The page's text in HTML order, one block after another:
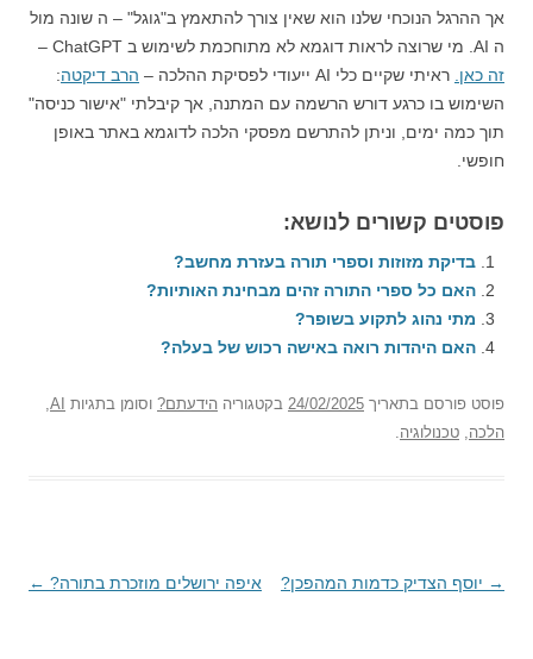
אך ההרגל הנוכחי שלנו הוא שאין צורך להתאמץ ב"גוגל" – ה שונה מול
ה AI. מי שרוצה לראות דוגמא לא מתוחכמת לשימוש ב ChatGPT –
זה כאן. ראיתי שקיים כלי AI ייעודי לפסיקת ההלכה – הרב דיקטה:
השימוש בו כרגע דורש הרשמה עם המתנה, אך קיבלתי "אישור כניסה"
תוך כמה ימים, וניתן להתרשם מפסקי הלכה לדוגמא באתר באופן
חופשי.
פוסטים קשורים לנושא:
בדיקת מזוזות וספרי תורה בעזרת מחשב?
האם כל ספרי התורה זהים מבחינת האותיות?
מתי נהוג לתקוע בשופר?
האם היהדות רואה באישה רכוש של בעלה?
פוסט פורסם בתאריך 24/02/2025 בקטגוריה הידעתם? וסומן בתגיות AI
הלכה טכנולוגיה
ניווט
→ יוסף הצדיק כדמות המהפכן? איפה ירושלים מוזכרת בתורה? ←